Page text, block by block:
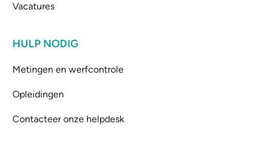
Vacatures
HULP NODIG
Metingen en werfcontrole
Opleidingen
Contacteer onze helpdesk